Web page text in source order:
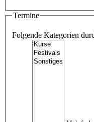
Termine
Folgende Kategorien